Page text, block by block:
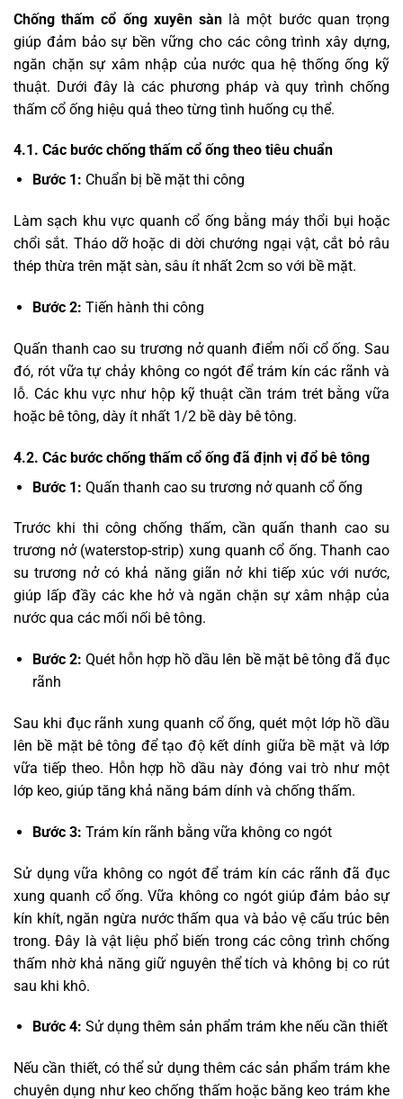
Chống thấm cổ ống xuyên sàn là một bước quan trọng
giúp đảm bảo sự bền vững cho các công trình xây dựng,
ngăn chặn sự xâm nhập của nước qua hệ thống ống kỹ
thuật. Dưới đây là các phương pháp và quy trình chống
thấm cổ ống hiệu quả theo từng tình huống cụ thể.
4.1. Các bước chống thấm cổ ống theo tiêu chuẩn
Bước 1: Chuẩn bị bề mặt thi công
Làm sạch khu vực quanh cổ ống bằng máy thổi bụi hoặc
chổi sắt. Tháo dỡ hoặc di dời chướng ngại vật, cắt bỏ râu
thép thừa trên mặt sàn, sâu ít nhất 2cm so với bề mặt.
Bước 2: Tiến hành thi công
Quấn thanh cao su trương nở quanh điểm nối cổ ống. Sau
đó, rót vữa tự chảy không co ngót để trám kín các rãnh và
lỗ. Các khu vực như hộp kỹ thuật cần trám trét bằng vữa
hoặc bê tông, dày ít nhất 1/2 bề dày bê tông.
4.2. Các bước chống thấm cổ ống đã định vị đổ bê tông
Bước 1: Quấn thanh cao su trương nở quanh cổ ống
Trước khi thi công chống thấm, cần quấn thanh cao su
trương nở (waterstop-strip) xung quanh cổ ống. Thanh cao
su trương nở có khả năng giãn nở khi tiếp xúc với nước,
giúp lấp đầy các khe hở và ngăn chặn sự xâm nhập của
nước qua các mối nối bê tông.
Bước 2: Quét hỗn hợp hồ dầu lên bề mặt bê tông đã đục
rãnh
Sau khi đục rãnh xung quanh cổ ống, quét một lớp hồ dầu
lên bề mặt bê tông để tạo độ kết dính giữa bề mặt và lớp
vữa tiếp theo. Hỗn hợp hồ dầu này đóng vai trò như một
lớp keo, giúp tăng khả năng bám dính và chống thấm.
Bước 3: Trám kín rãnh bằng vữa không co ngót
Sử dụng vữa không co ngót để trám kín các rãnh đã đục
xung quanh cổ ống. Vữa không co ngót giúp đảm bảo sự
kín khít, ngăn ngừa nước thấm qua và bảo vệ cấu trúc bên
trong. Đây là vật liệu phổ biến trong các công trình chống
thấm nhờ khả năng giữ nguyên thể tích và không bị co rút
sau khi khô.
Bước 4: Sử dụng thêm sản phẩm trám khe nếu cần thiết
Nếu cần thiết, có thể sử dụng thêm các sản phẩm trám khe
chuyên dụng như keo chống thấm hoặc băng keo trám khe